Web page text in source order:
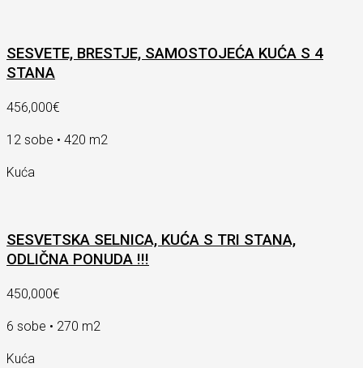
SESVETE, BRESTJE, SAMOSTOJEĆA KUĆA S 4
STANA
456,000€
12 sobe • 420 m2
Kuća
SESVETSKA SELNICA, KUĆA S TRI STANA,
ODLIČNA PONUDA !!!
450,000€
6 sobe • 270 m2
Kuća